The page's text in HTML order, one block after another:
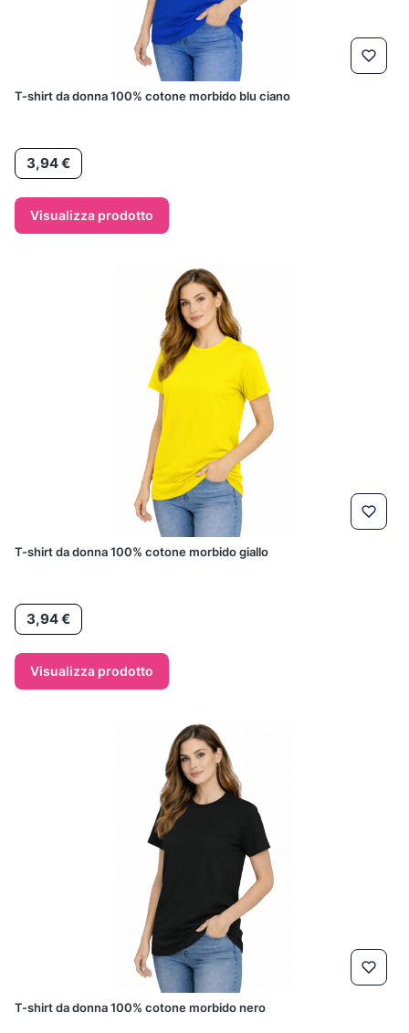
T-shirt da donna 100% cotone morbido blu ciano
Prezzo
3,94 €
Visualizza prodotto
T-shirt da donna 100% cotone morbido giallo
Prezzo
3,94 €
Visualizza prodotto
T-shirt da donna 100% cotone morbido nero